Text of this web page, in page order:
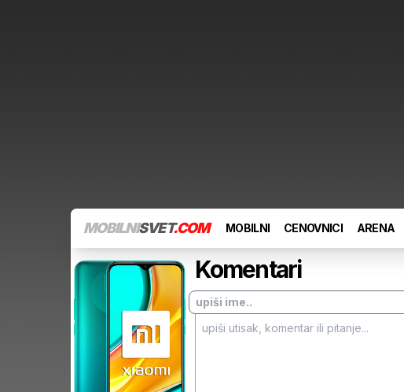
MOBILNISVET.COM MOBILNI CENOVNICI ARENA
Komentari